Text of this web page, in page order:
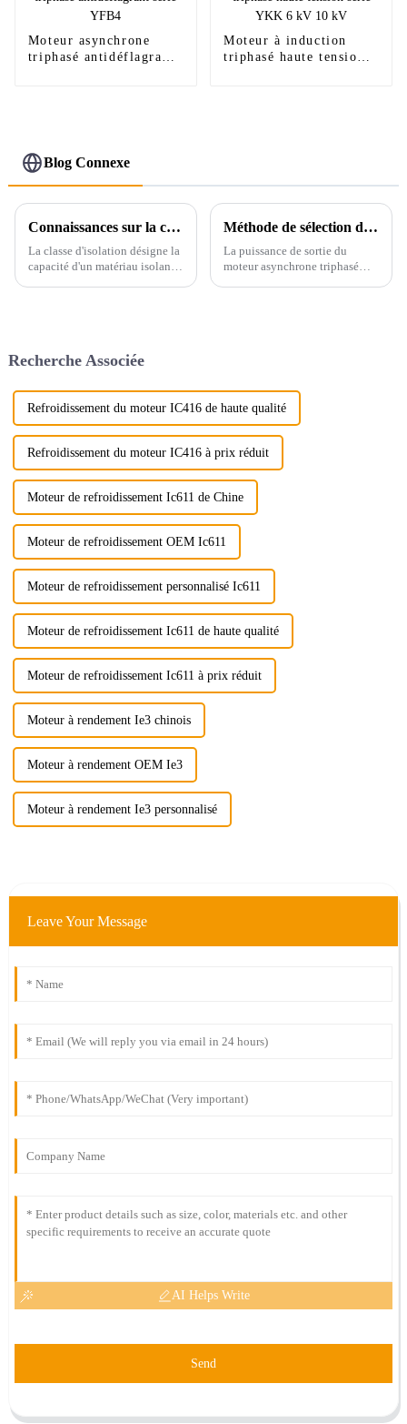
Moteur asynchrone
triphasé antidéflagrant
Moteur à induction
triphasé haute tension
Blog Connexe
Connaissances sur la classification de l'isolation des moteurs électriques
La classe d'isolation désigne la
capacité d'un matériau isolant à
Méthode de sélection de la puissance du moteur asynchrone triphasé
La puissance de sortie du
moteur asynchrone triphasé
Recherche Associée
Refroidissement du moteur IC416 de haute qualité
Refroidissement du moteur IC416 à prix réduit
Moteur de refroidissement Ic611 de Chine
Moteur de refroidissement OEM Ic611
Moteur de refroidissement personnalisé Ic611
Moteur de refroidissement Ic611 de haute qualité
Moteur de refroidissement Ic611 à prix réduit
Moteur à rendement Ie3 chinois
Moteur à rendement OEM Ie3
Moteur à rendement Ie3 personnalisé
Leave Your Message
AI Helps Write
Send